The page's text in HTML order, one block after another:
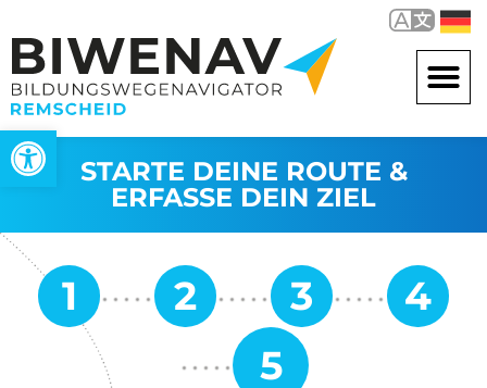
Werkzeugleiste öffnen
STARTE DEINE ROUTE &
ERFASSE DEIN ZIEL